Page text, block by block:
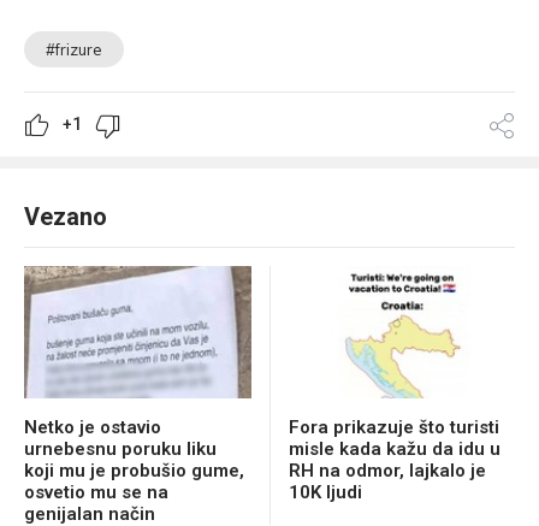
#frizure
+1
Vezano
Netko je ostavio
urnebesnu poruku liku
koji mu je probušio gume,
osvetio mu se na
genijalan način
Fora prikazuje što turisti
misle kada kažu da idu u
RH na odmor, lajkalo je
10K ljudi